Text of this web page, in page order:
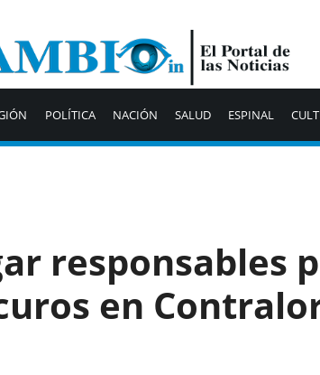
POLÍTICA NACIÓN SALUD ESPINAL
responsables
en